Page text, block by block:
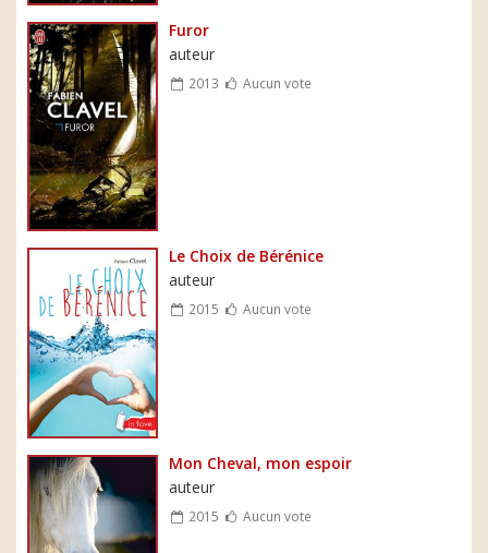
Furor
auteur
2013 Aucun vote
Le Choix de Bérénice
auteur
2015 Aucun vote
Mon Cheval, mon espoir
auteur
2015 Aucun vote